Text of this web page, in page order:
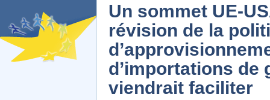
Un sommet UE-
révision de la
d’importations de
viendrait faciliter